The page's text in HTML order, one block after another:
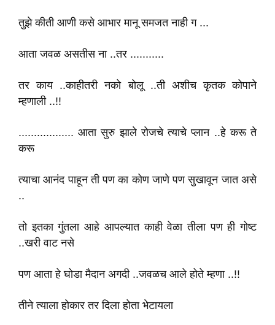
तुझे कीती आणी कसे आभार मानू समजत नाही ग ...
आता जवळ असतीस ना ..तर ...........
तर काय ..काहीतरी नको बोलू ..ती अशीच कृतक कोपाने
म्हणाली ..!!
.................. आता सुरु झाले रोजचे त्याचे प्लान ..हे करू ते
करू
त्याचा आनंद पाहून ती पण का कोण जाणे पण सुखावून जात असे
..
तो इतका गुंतला आहे आपल्यात काही वेळा तीला पण ही गोष्ट
..खरी वाट नसे
पण आता हे घोडा मैदान अगदी ..जवळच आले होते म्हणा ..!!
तीने त्याला होकार तर दिला होता भेटायला